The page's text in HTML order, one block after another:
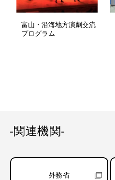
富山・沿海地方演劇交流
プログラム
-関連機関-
外務省